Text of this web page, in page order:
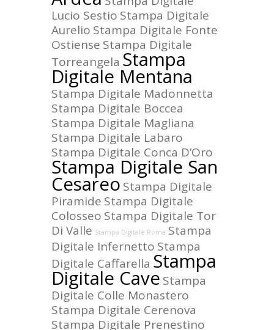
Lucio Sestio Stampa Digitale
Aurelio Stampa Digitale Fonte
Ostiense Stampa Digitale
Torreangela Stampa
Digitale Mentana
Stampa Digitale Madonnetta
Stampa Digitale Boccea
Stampa Digitale Magliana
Stampa Digitale Labaro
Stampa Digitale Conca D’Oro
Stampa Digitale San
Cesareo Stampa Digitale
Piramide Stampa Digitale
Colosseo Stampa Digitale Tor
Di Valle Stampa Digitale Roma Stampa
Digitale Infernetto Stampa
Digitale Caffarella Stampa
Digitale Cave Stampa
Digitale Colle Monastero
Stampa Digitale Cerenova
Stampa Digitale Prenestino